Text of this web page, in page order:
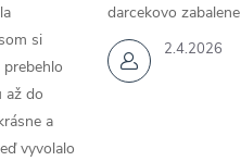
si
až do
a
vyvolalo
2.4.2026
darcekovo zabalene